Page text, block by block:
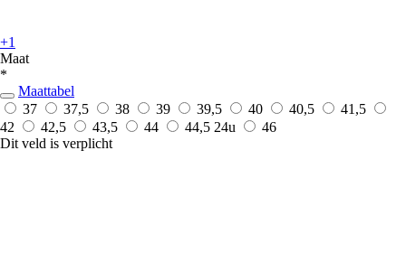
+1
Maat
*
Maattabel
37
37,5 38 39 39,5 40 40,5
41,5
42
42,5 43,5 44 44,5 24u
46
Dit veld is verplicht